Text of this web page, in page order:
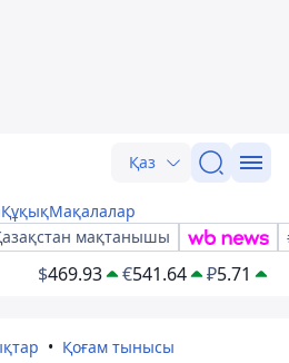
Қаз
ҚұқықМақалалар
мақтанышы
$469.93 €541.64 ₽5.71
Қоғам тынысы